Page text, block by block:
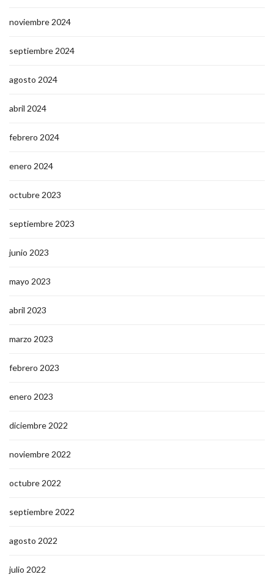
noviembre 2024
septiembre 2024
agosto 2024
abril 2024
febrero 2024
enero 2024
octubre 2023
septiembre 2023
junio 2023
mayo 2023
abril 2023
marzo 2023
febrero 2023
enero 2023
diciembre 2022
noviembre 2022
octubre 2022
septiembre 2022
agosto 2022
julio 2022